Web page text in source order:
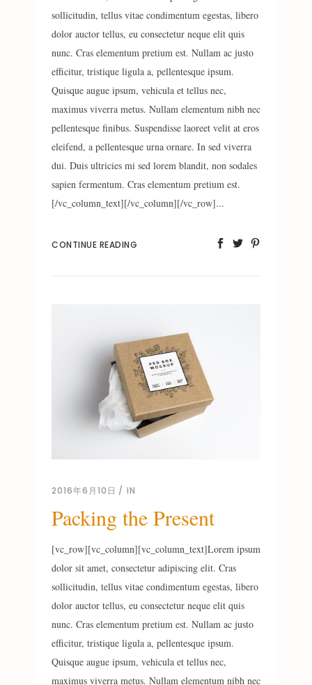
sollicitudin, tellus vitae condimentum egestas, libero
dolor auctor tellus, eu consectetur neque elit quis
nunc. Cras elementum pretium est. Nullam ac justo
efficitur, tristique ligula a, pellentesque ipsum.
Quisque augue ipsum, vehicula et tellus nec,
maximus viverra metus. Nullam elementum nibh nec
pellentesque finibus. Suspendisse laoreet velit at eros
eleifend, a pellentesque urna ornare. In sed viverra
dui. Duis ultricies mi sed lorem blandit, non sodales
sapien fermentum. Cras elementum pretium est.
[/vc_column_text][/vc_column][/vc_row]...
CONTINUE READING
2016年6月10日 IN
Packing the Present
[vc_row][vc_column][vc_column_text]Lorem ipsum
dolor sit amet, consectetur adipiscing elit. Cras
sollicitudin, tellus vitae condimentum egestas, libero
dolor auctor tellus, eu consectetur neque elit quis
nunc. Cras elementum pretium est. Nullam ac justo
efficitur, tristique ligula a, pellentesque ipsum.
Quisque augue ipsum, vehicula et tellus nec,
maximus viverra metus. Nullam elementum nibh nec